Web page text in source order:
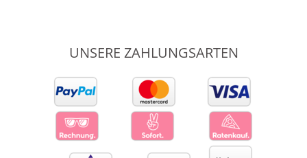
UNSERE ZAHLUNGSARTEN